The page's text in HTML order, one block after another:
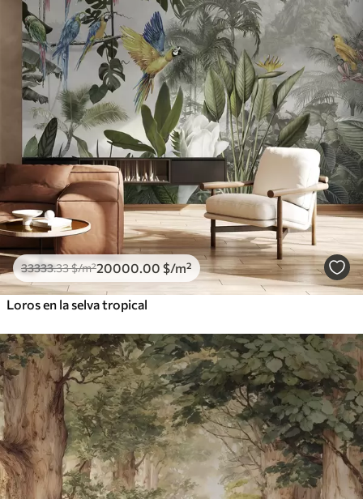
33333.33$/m²20000 .00 $/m²
Loros en la selva tropical